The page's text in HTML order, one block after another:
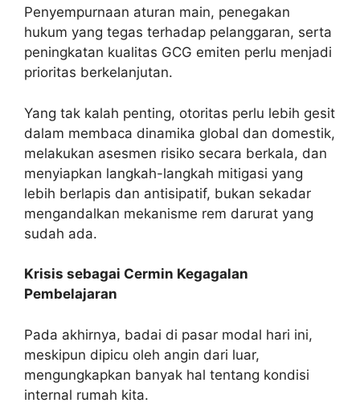
Penyempurnaan aturan main, penegakan
hukum yang tegas terhadap pelanggaran, serta
peningkatan kualitas GCG emiten perlu menjadi
prioritas berkelanjutan.
Yang tak kalah penting, otoritas perlu lebih gesit
dalam membaca dinamika global dan domestik,
melakukan asesmen risiko secara berkala, dan
menyiapkan langkah-langkah mitigasi yang
lebih berlapis dan antisipatif, bukan sekadar
mengandalkan mekanisme rem darurat yang
sudah ada.
Krisis sebagai Cermin Kegagalan
Pembelajaran
Pada akhirnya, badai di pasar modal hari ini,
meskipun dipicu oleh angin dari luar,
mengungkapkan banyak hal tentang kondisi
internal rumah kita.